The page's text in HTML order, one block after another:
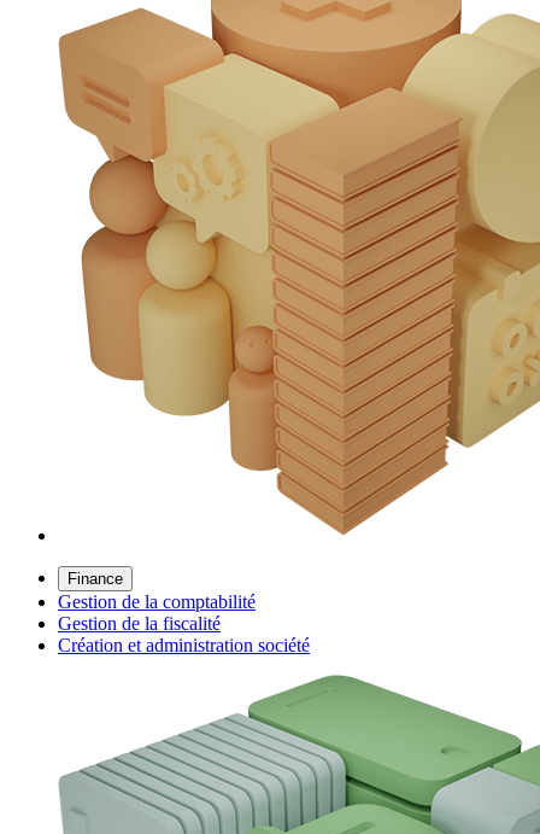
Finance
Gestion de la comptabilité
Gestion de la fiscalité
Création et administration société